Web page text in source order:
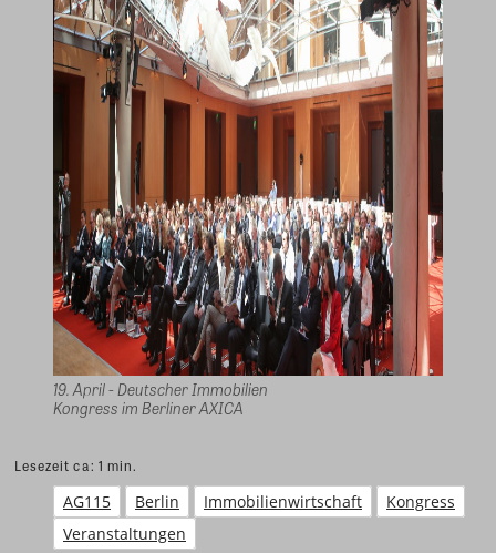
19. April - Deutscher Immobilien
Kongress im Berliner AXICA
Lesezeit ca: 1 min.
AG115 Berlin Immobilienwirtschaft
Kongress
Veranstaltungen